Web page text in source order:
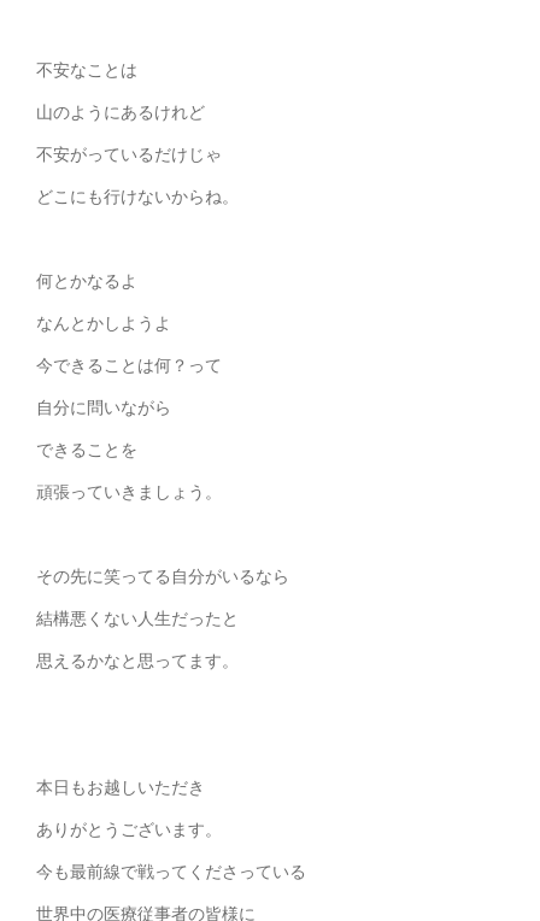
不安なことは
山のようにあるけれど
不安がっているだけじゃ
どこにも行けないからね。
何とかなるよ
なんとかしようよ
今できることは何？って
自分に問いながら
できることを
頑張っていきましょう。
その先に笑ってる自分がいるなら
結構悪くない人生だったと
思えるかなと思ってます。
本日もお越しいただき
ありがとうございます。
今も最前線で戦ってくださっている
世界中の医療従事者の皆様に